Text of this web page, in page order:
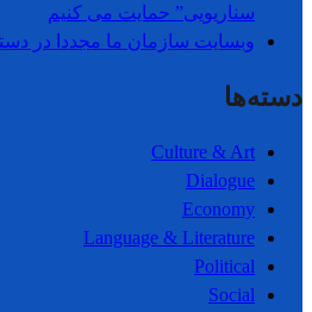
سناریویی” حمایت می کنیم
وبسایت سازمان ما مجددا در
دسته‌ها
Culture & Art
Dialogue
Economy
Language & Literature
Political
Social